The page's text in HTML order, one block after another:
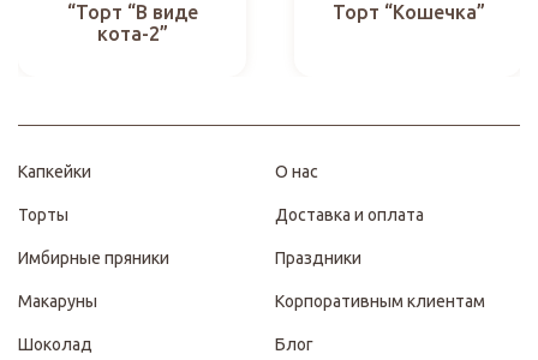
“Торт “В виде
кота-2”
Торт “Кошечка”
Капкейки
Торты
Имбирные пряники
Макаруны
Шоколад
О нас
Доставка и оплата
Праздники
Корпоративным клиентам
Блог